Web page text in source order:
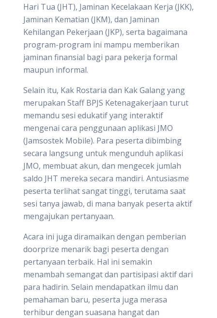
Hari Tua (JHT), Jaminan Kecelakaan Kerja (JKK),
Jaminan Kematian (JKM), dan Jaminan
Kehilangan Pekerjaan (JKP), serta bagaimana
program-program ini mampu memberikan
jaminan finansial bagi para pekerja formal
maupun informal.
Selain itu, Kak Rostaria dan Kak Galang yang
merupakan Staff BPJS Ketenagakerjaan turut
memandu sesi edukatif yang interaktif
mengenai cara penggunaan aplikasi JMO
(Jamsostek Mobile). Para peserta dibimbing
secara langsung untuk mengunduh aplikasi
JMO, membuat akun, dan mengecek jumlah
saldo JHT mereka secara mandiri. Antusiasme
peserta terlihat sangat tinggi, terutama saat
sesi tanya jawab, di mana banyak peserta aktif
mengajukan pertanyaan.
Acara ini juga diramaikan dengan pemberian
doorprize menarik bagi peserta dengan
pertanyaan terbaik. Hal ini semakin
menambah semangat dan partisipasi aktif dari
para hadirin. Selain mendapatkan ilmu dan
pemahaman baru, peserta juga merasa
terhibur dengan suasana hangat dan